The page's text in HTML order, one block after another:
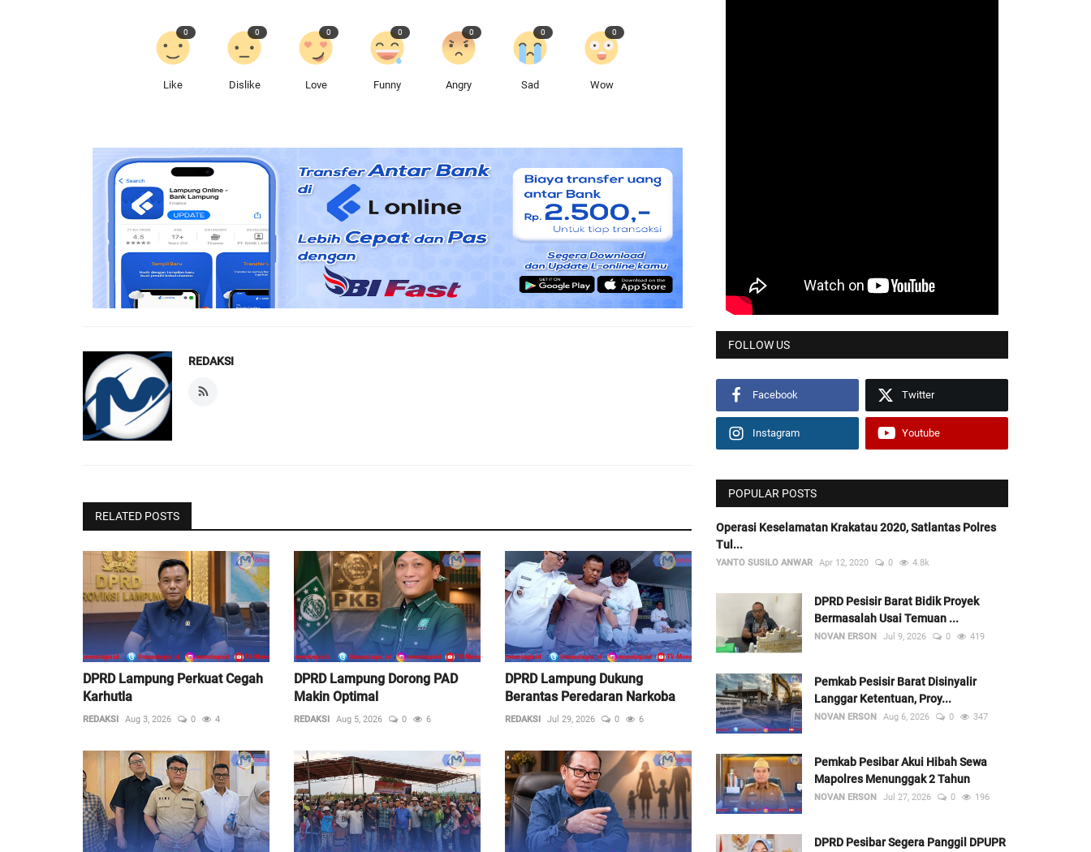
Like
0
Dislike
0
Love
0
Funny
0
Angry
0
Sad
0
Wow
0
REDAKSI
RELATED POSTS
DPRD Lampung Perkuat Cegah
Karhutla
REDAKSI Aug 3, 2026 0 4
DPRD Lampung Dorong PAD
Makin Optimal
REDAKSI Aug 5, 2026 0 6
DPRD Lampung Dukung
Berantas Peredaran Narkoba
REDAKSI Jul 29, 2026 0 6
FOLLOW US
Facebook Twitter
Instagram Youtube
POPULAR POSTS
Operasi Keselamatan Krakatau 2020, Satlantas Polres
Tul...
YANTO SUSILO ANWAR Apr 12, 2020 0 4.8k
DPRD Pesisir Barat Bidik Proyek
Bermasalah Usai Temuan ...
NOVAN ERSON Jul 9, 2026 0 419
Pemkab Pesisir Barat Disinyalir
Langgar Ketentuan, Proy...
NOVAN ERSON Aug 6, 2026 0 347
Pemkab Pesibar Akui Hibah Sewa
Mapolres Menunggak 2 Tahun
NOVAN ERSON Jul 27, 2026 0 196
DPRD Pesibar Segera Panggil DPUPR